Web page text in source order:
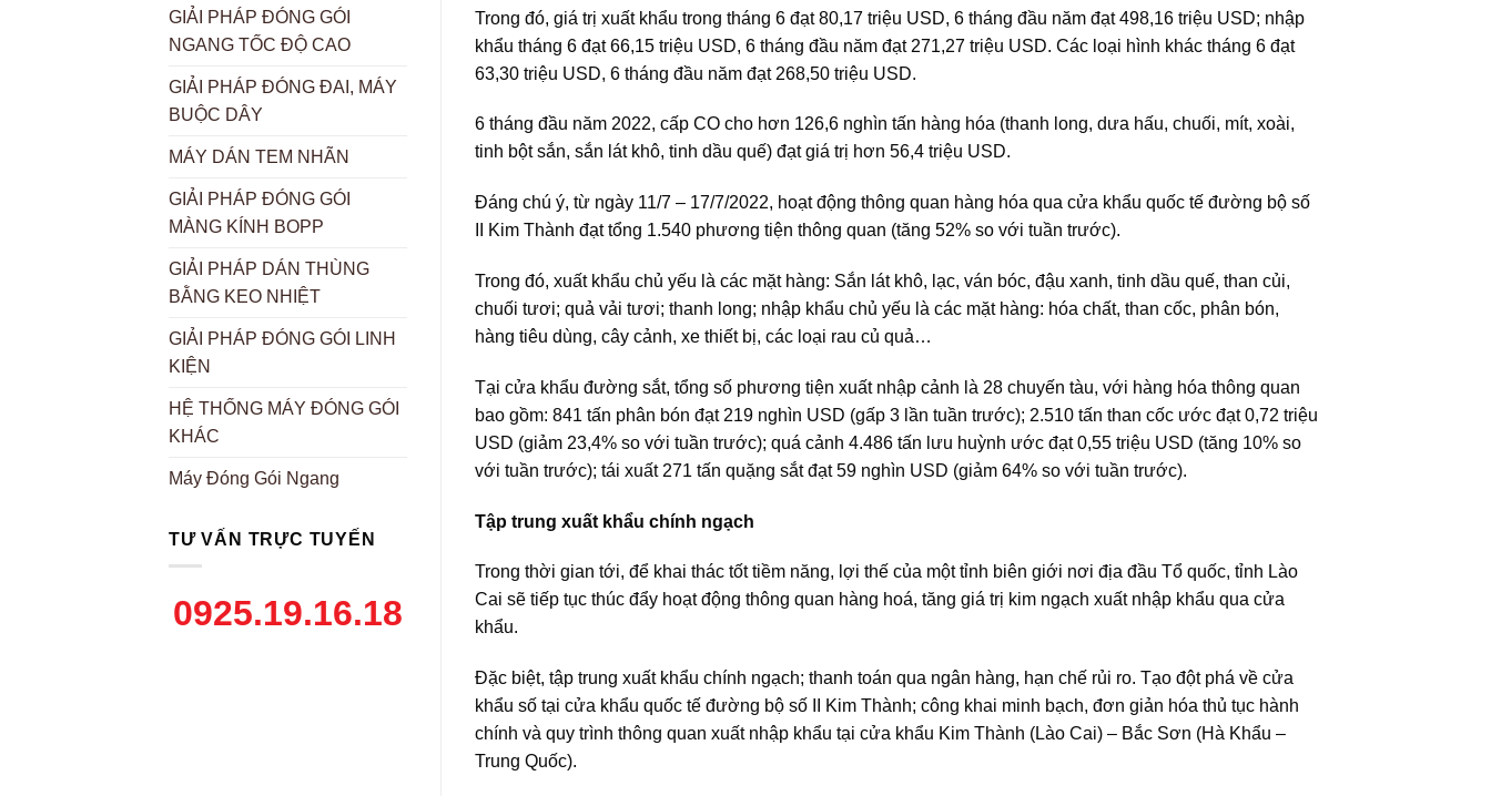
GIẢI PHÁP ĐÓNG GÓI
NGANG TỐC ĐỘ CAO
GIẢI PHÁP ĐÓNG ĐAI, MÁY
BUỘC DÂY
MÁY DÁN TEM NHÃN
GIẢI PHÁP ĐÓNG GÓI
MÀNG KÍNH BOPP
GIẢI PHÁP DÁN THÙNG
BẰNG KEO NHIỆT
GIẢI PHÁP ĐÓNG GÓI LINH
KIỆN
HỆ THỐNG MÁY ĐÓNG GÓI
KHÁC
Máy Đóng Gói Ngang
TƯ VẤN TRỰC TUYẾN
0925.19.16.18
Trong đó, giá trị xuất khẩu trong tháng 6 đạt 80,17 triệu USD, 6 tháng đầu năm đạt 498,16 triệu USD; nhập
khẩu tháng 6 đạt 66,15 triệu USD, 6 tháng đầu năm đạt 271,27 triệu USD. Các loại hình khác tháng 6 đạt
63,30 triệu USD, 6 tháng đầu năm đạt 268,50 triệu USD.
6 tháng đầu năm 2022, cấp CO cho hơn 126,6 nghìn tấn hàng hóa (thanh long, dưa hấu, chuối, mít, xoài,
tinh bột sắn, sắn lát khô, tinh dầu quế) đạt giá trị hơn 56,4 triệu USD.
Đáng chú ý, từ ngày 11/7 – 17/7/2022, hoạt động thông quan hàng hóa qua cửa khẩu quốc tế đường bộ số
II Kim Thành đạt tổng 1.540 phương tiện thông quan (tăng 52% so với tuần trước).
Trong đó, xuất khẩu chủ yếu là các mặt hàng: Sắn lát khô, lạc, ván bóc, đậu xanh, tinh dầu quế, than củi,
chuối tươi; quả vải tươi; thanh long; nhập khẩu chủ yếu là các mặt hàng: hóa chất, than cốc, phân bón,
hàng tiêu dùng, cây cảnh, xe thiết bị, các loại rau củ quả…
Tại cửa khẩu đường sắt, tổng số phương tiện xuất nhập cảnh là 28 chuyến tàu, với hàng hóa thông quan
bao gồm: 841 tấn phân bón đạt 219 nghìn USD (gấp 3 lần tuần trước); 2.510 tấn than cốc ước đạt 0,72 triệu
USD (giảm 23,4% so với tuần trước); quá cảnh 4.486 tấn lưu huỳnh ước đạt 0,55 triệu USD (tăng 10% so
với tuần trước); tái xuất 271 tấn quặng sắt đạt 59 nghìn USD (giảm 64% so với tuần trước).
Tập trung xuất khẩu chính ngạch
Trong thời gian tới, để khai thác tốt tiềm năng, lợi thế của một tỉnh biên giới nơi địa đầu Tổ quốc, tỉnh Lào
Cai sẽ tiếp tục thúc đẩy hoạt động thông quan hàng hoá, tăng giá trị kim ngạch xuất nhập khẩu qua cửa
khẩu.
Đặc biệt, tập trung xuất khẩu chính ngạch; thanh toán qua ngân hàng, hạn chế rủi ro. Tạo đột phá về cửa
khẩu số tại cửa khẩu quốc tế đường bộ số II Kim Thành; công khai minh bạch, đơn giản hóa thủ tục hành
chính và quy trình thông quan xuất nhập khẩu tại cửa khẩu Kim Thành (Lào Cai) – Bắc Sơn (Hà Khẩu –
Trung Quốc).